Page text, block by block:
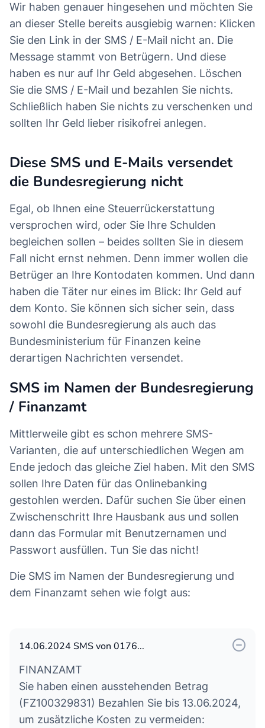
Wir haben genauer hingesehen und möchten Sie
an dieser Stelle bereits ausgiebig warnen: Klicken
Sie den Link in der SMS / E-Mail nicht an. Die
Message stammt von Betrügern. Und diese
haben es nur auf Ihr Geld abgesehen. Löschen
Sie die SMS / E-Mail und bezahlen Sie nichts.
Schließlich haben Sie nichts zu verschenken und
sollten Ihr Geld lieber risikofrei anlegen.
Diese SMS und E-Mails versendet
die Bundesregierung nicht
Egal, ob Ihnen eine Steuerrückerstattung
versprochen wird, oder Sie Ihre Schulden
begleichen sollen – beides sollten Sie in diesem
Fall nicht ernst nehmen. Denn immer wollen die
Betrüger an Ihre Kontodaten kommen. Und dann
haben die Täter nur eines im Blick: Ihr Geld auf
dem Konto. Sie können sich sicher sein, dass
sowohl die Bundesregierung als auch das
Bundesministerium für Finanzen keine
derartigen Nachrichten versendet.
SMS im Namen der Bundesregierung
/ Finanzamt
Mittlerweile gibt es schon mehrere SMS-
Varianten, die auf unterschiedlichen Wegen am
Ende jedoch das gleiche Ziel haben. Mit den SMS
sollen Ihre Daten für das Onlinebanking
gestohlen werden. Dafür suchen Sie über einen
Zwischenschritt Ihre Hausbank aus und sollen
dann das Formular mit Benutzernamen und
Passwort ausfüllen. Tun Sie das nicht!
Die SMS im Namen der Bundesregierung und
dem Finanzamt sehen wie folgt aus:
14.06.2024 SMS von 0176...
FINANZAMT
Sie haben einen ausstehenden Betrag
(FZ100329831) Bezahlen Sie bis 13.06.2024,
um zusätzliche Kosten zu vermeiden: